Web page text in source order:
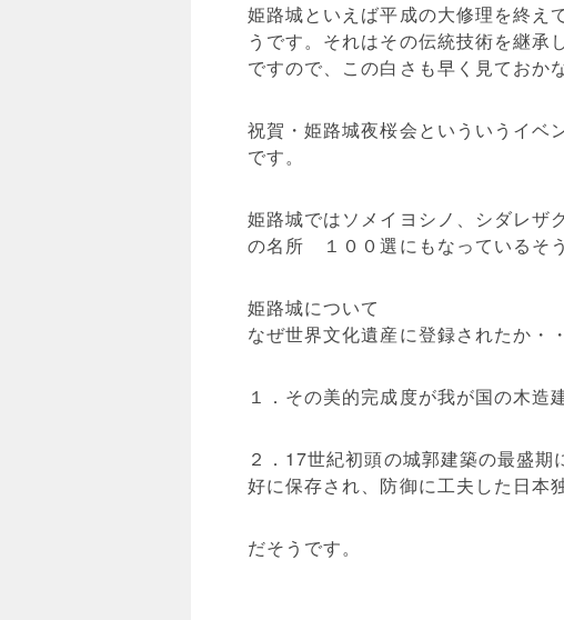
姫路城といえば平成の大修理を終え
うです。それはその伝統技術を継承
ですので、この白さも早く見ておか
祝賀・姫路城夜桜会といういうイベ
です。
姫路城ではソメイヨシノ、シダレザ
の名所 １００選にもなっているそ
姫路城について
なぜ世界文化遺産に登録されたか・
１．その美的完成度が我が国の木造
２．17世紀初頭の城郭建築の最盛
好に保存され、防御に工夫した日本
だそうです。